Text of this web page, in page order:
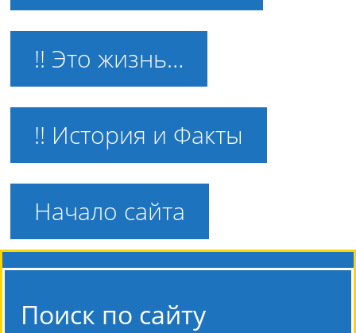
!! Это жизнь…
!! История и Факты
Начало сайта
Поиск по сайту